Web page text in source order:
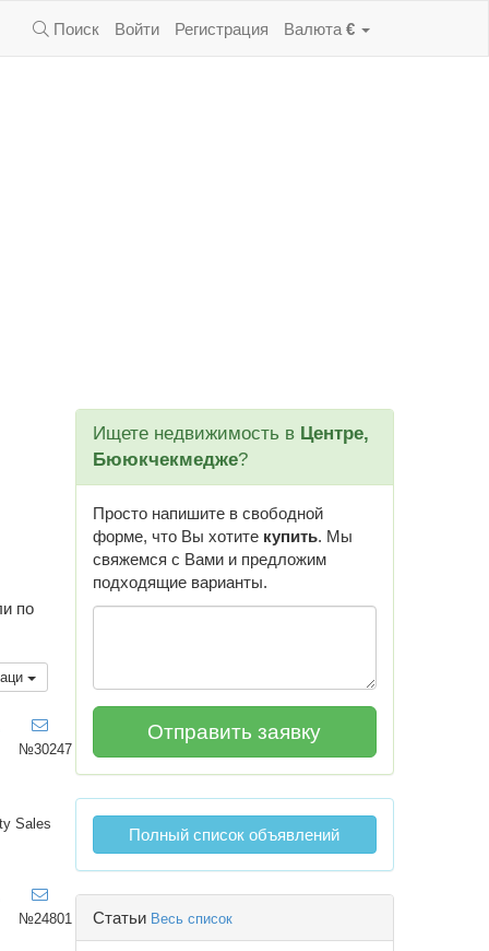
Поиск Войти Регистрация Валюта €
по
Sales
№30247
№24801
Ищете недвижимость в Центре,
Бююкчекмедже?
Просто напишите в свободной
форме, что Вы хотите купить. Мы
свяжемся с Вами и предложим
подходящие варианты.
Полный список объявлений
Статьи Весь список